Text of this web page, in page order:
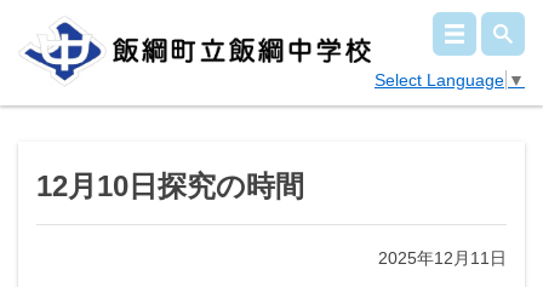
Select Language ▼
12月10日探究の時間
2025年12月11日